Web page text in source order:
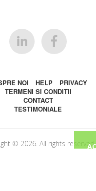
NOI HELP
PRIVACY
TERMENI SI CONDITII
CONTACT
TESTIMONIALE
© 2026. All rights reserved.